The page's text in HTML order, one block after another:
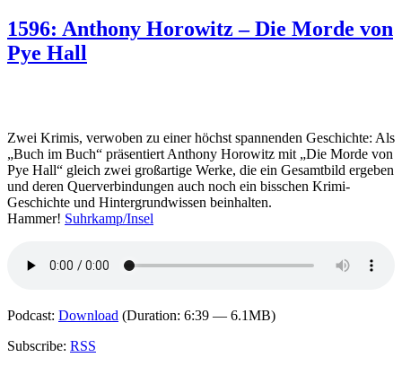
Mick
Finley
von
London
1596: Anthony Horowitz – Die Morde von
Pye Hall
Zwei Krimis, verwoben zu einer höchst spannenden Geschichte: Als
„Buch im Buch“ präsentiert Anthony Horowitz mit „Die Morde von
Pye Hall“ gleich zwei großartige Werke, die ein Gesamtbild ergeben
und deren Querverbindungen auch noch ein bisschen Krimi-
Geschichte und Hintergrundwissen beinhalten.
Hammer! Suhrkamp/Insel
Podcast: Download (Duration: 6:39 — 6.1MB)
Subscribe: RSS